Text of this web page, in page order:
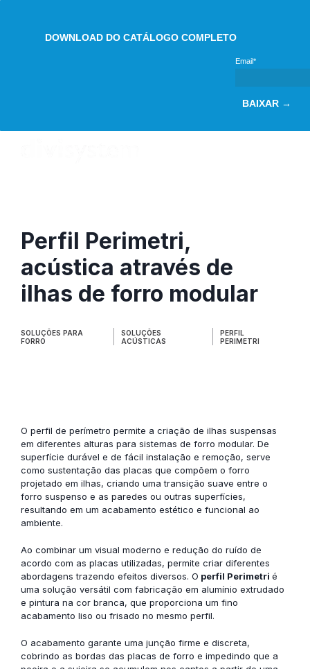
DOWNLOAD DO CATÁLOGO COMPLETO
Email*
BAIXAR →
Perfil Perimetri,
acústica através de
ilhas de forro modular
SOLUÇÕES PARA
FORRO
SOLUÇÕES
ACÚSTICAS
PERFIL
PERIMETRI
O perfil de perímetro permite a criação de ilhas suspensas
em diferentes alturas para sistemas de forro modular. De
superfície durável e de fácil instalação e remoção, serve
como sustentação das placas que compõem o forro
projetado em ilhas, criando uma transição suave entre o
forro suspenso e as paredes ou outras superfícies,
resultando em um acabamento estético e funcional ao
ambiente.
Ao combinar um visual moderno e redução do ruído de
acordo com as placas utilizadas, permite criar diferentes
abordagens trazendo efeitos diversos. O perfil Perimetri é
uma solução versátil com fabricação em alumínio extrudado
e pintura na cor branca, que proporciona um fino
acabamento liso ou frisado no mesmo perfil.
O acabamento garante uma junção firme e discreta,
cobrindo as bordas das placas de forro e impedindo que a